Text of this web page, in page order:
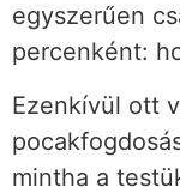
egyszerűen
percenként:
Ezenkívül ott
mintha a